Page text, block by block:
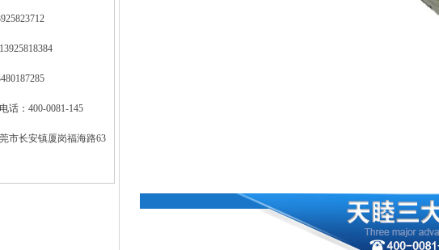
13925818384
话： 400-0081-145
市长安镇厦岗福海路63